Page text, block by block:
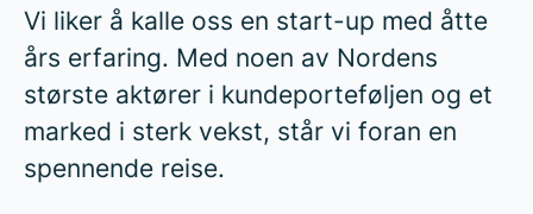
Vi liker å kalle oss en start-up med åtte
års erfaring. Med noen av Nordens
største aktører i kundeporteføljen og et
marked i sterk vekst, står vi foran en
spennende reise.